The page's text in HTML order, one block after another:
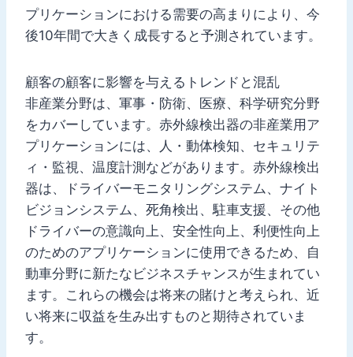
プリケーションにおける需要の高まりにより、今
後10年間で大きく成長すると予測されています。
顧客の顧客に影響を与えるトレンドと混乱
非産業分野は、軍事・防衛、医療、科学研究分野
をカバーしています。赤外線検出器の非産業用ア
プリケーションには、人・動体検知、セキュリテ
ィ・監視、温度計測などがあります。赤外線検出
器は、ドライバーモニタリングシステム、ナイト
ビジョンシステム、死角検出、駐車支援、その他
ドライバーの意識向上、安全性向上、利便性向上
のためのアプリケーションに使用できるため、自
動車分野に新たなビジネスチャンスが生まれてい
ます。これらの機会は将来の賭けと考えられ、近
い将来に収益を生み出すものと期待されていま
す。